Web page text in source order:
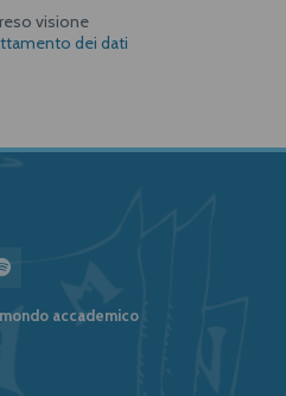
visione
dei dati
accademico